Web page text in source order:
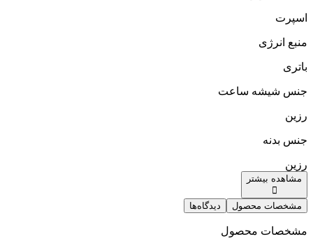
اسپرت
منبع انرژی
باتری
جنس شیشه ساعت
رزین
جنس بدنه
رزین
مشاهده بیشتر
مشخصات محصول دیدگاه‌ها
مشخصات محصول